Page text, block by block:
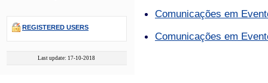
Comunicações em
Comunicações em
REGISTERED USERS
Last update: 17-10-2018